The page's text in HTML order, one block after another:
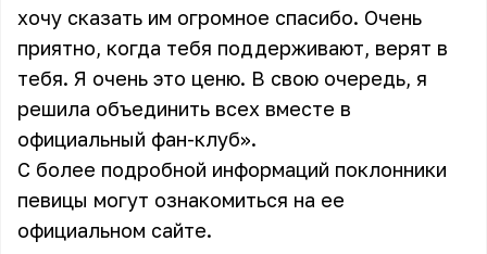
хочу сказать им огромное спасибо. Очень
приятно, когда тебя поддерживают, верят в
тебя. Я очень это ценю. В свою очередь, я
решила объединить всех вместе в
официальный фан-клуб».
С более подробной информаций поклонники
певицы могут ознакомиться на ее
официальном сайте.